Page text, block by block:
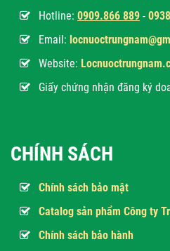
Hotline: 0909.866 889 -
Email:
Website:
Giấy chứng nhận đăng ký
CHÍNH SÁCH
Chính sách bảo mật
Catalog sản phẩm Công ty
Chính sách bảo hành